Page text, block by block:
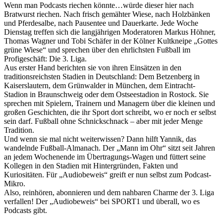
Wenn man Podcasts riechen könnte…würde dieser hier nach
Bratwurst riechen. Nach frisch gemähter Wiese, nach Holzbänken
und Pferdesalbe, nach Pausentee und Dauerkarte. Jede Woche
Dienstag treffen sich die langjährigen Moderatoren Markus Höhner,
Thomas Wagner und Tobi Schäfer in der Kölner Kultkneipe „Gottes
grüne Wiese“ und sprechen über den ehrlichsten Fußball im
Profigeschäft: Die 3. Liga.
Aus erster Hand berichten sie von ihren Einsätzen in den
traditionsreichsten Stadien in Deutschland: Dem Betzenberg in
Kaiserslautern, dem Grünwalder in München, dem Eintracht-
Stadion in Braunschweig oder dem Ostseestadion in Rostock. Sie
sprechen mit Spielern, Trainern und Managern über die kleinen und
großen Geschichten, die ihr Sport dort schreibt, wo er noch er selbst
sein darf. Fußball ohne Schnickschnack – aber mit jeder Menge
Tradition.
Und wenn sie mal nicht weiterwissen? Dann hilft Yannik, das
wandelnde Fußball-Almanach. Der „Mann im Ohr“ sitzt seit Jahren
an jedem Wochenende im Übertragungs-Wagen und füttert seine
Kollegen in den Stadien mit Hintergründen, Fakten und
Kuriositäten. Für „Audiobeweis“ greift er nun selbst zum Podcast-
Mikro.
Also, reinhören, abonnieren und dem nahbaren Charme der 3. Liga
verfallen! Der „Audiobeweis“ bei SPORT1 und überall, wo es
Podcasts gibt.